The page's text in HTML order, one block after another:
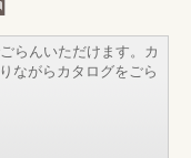
らんいただけます。カ
ながらカタログをごら